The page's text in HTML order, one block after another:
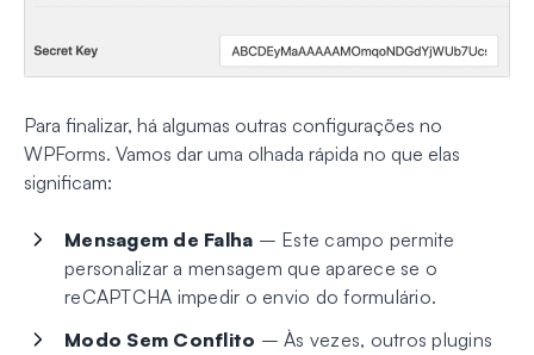
Para finalizar, há algumas outras configurações no
WPForms. Vamos dar uma olhada rápida no que elas
significam:
Mensagem de Falha – Este campo permite
personalizar a mensagem que aparece se o
reCAPTCHA impedir o envio do formulário.
Modo Sem Conflito – Às vezes, outros plugins